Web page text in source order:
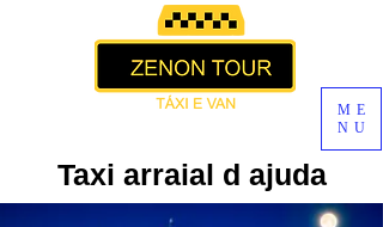
ME
NU
Taxi arraial d ajuda